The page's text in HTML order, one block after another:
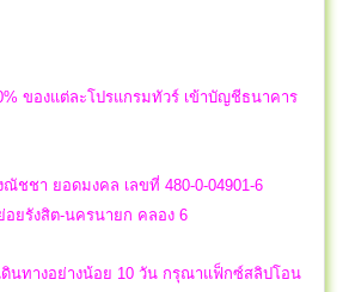
ของแต่ละโปรแกรมทัวร์ เข้าบัญชีธนาคาร
ชา ยอดมงคล เลขที่ 480-0-04901-6
อยรังสิต-นครนายก คลอง 6
นทางอย่างน้อย 10 วัน กรุณาแฟ็กซ์สลิปโอน